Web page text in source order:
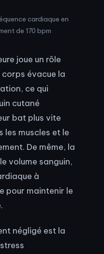
cardiaque en
de 170 bpm
joue un rôle
corps évacue la
ce qui
cutané
bat plus vite
les muscles et le
De même, la
volume sanguin,
à
pour maintenir le
négligé est la